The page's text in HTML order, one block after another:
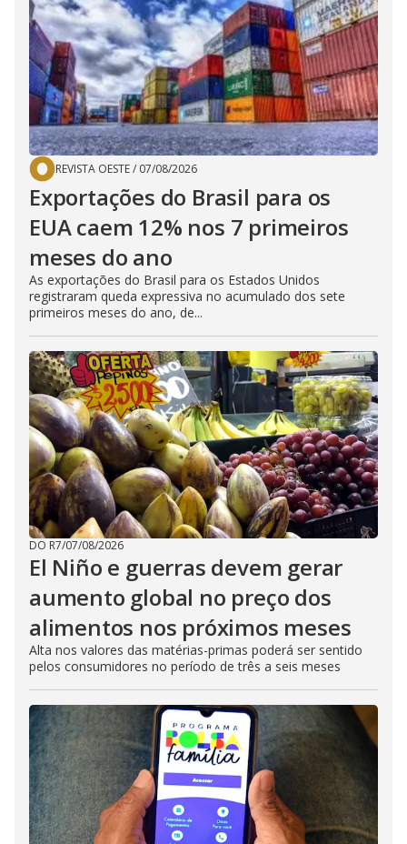
REVISTA OESTE/ 07/08/2026
Exportações do Brasil para os
EUA caem 12% nos 7 primeiros
meses do ano
As exportações do Brasil para os Estados Unidos
registraram queda expressiva no acumulado dos sete
primeiros meses do ano, de...
DO R7/07/08/2026
El Niño e guerras devem gerar
aumento global no preço dos
alimentos nos próximos meses
Alta nos valores das matérias-primas poderá ser sentido
pelos consumidores no período de três a seis meses